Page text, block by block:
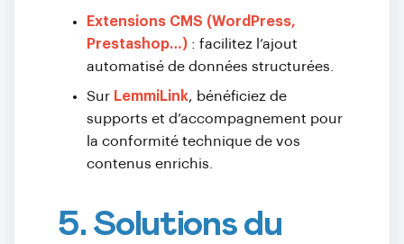
Extensions CMS (WordPress,
Prestashop…) : facilitez l’ajout
automatisé de données structurées.
Sur LemmiLink, bénéficiez de
supports et d’accompagnement pour
la conformité technique de vos
contenus enrichis.
5. Solutions du